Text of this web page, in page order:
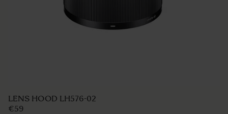
LENS HOOD LH576-02
€59